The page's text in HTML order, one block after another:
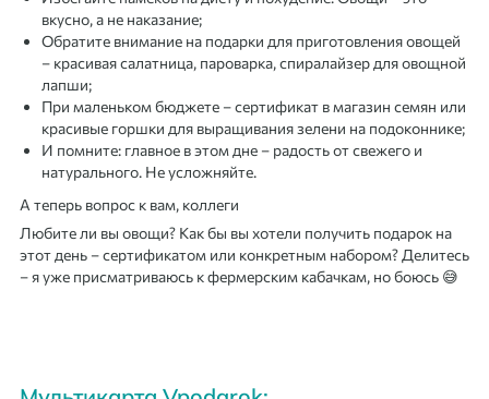
вкусно, а не наказание;
Обратите внимание на подарки для приготовления овощей
– красивая салатница, пароварка, спиралайзер для овощной
лапши;
При маленьком бюджете – сертификат в магазин семян или
красивые горшки для выращивания зелени на подоконнике;
И помните: главное в этом дне – радость от свежего и
натурального. Не усложняйте.
А теперь вопрос к вам, коллеги
Любите ли вы овощи? Как бы вы хотели получить подарок на
этот день – сертификатом или конкретным набором? Делитесь
– я уже присматриваюсь к фермерским кабачкам, но боюсь 😅